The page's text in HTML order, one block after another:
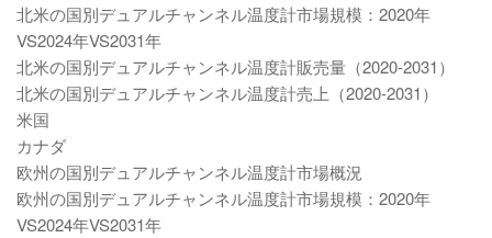
北米の国別デュアルチャンネル温度計市場規模：2020年
VS2024年VS2031年
北米の国別デュアルチャンネル温度計販売量（2020-2031）
北米の国別デュアルチャンネル温度計売上（2020-2031）
米国
カナダ
欧州の国別デュアルチャンネル温度計市場概況
欧州の国別デュアルチャンネル温度計市場規模：2020年
VS2024年VS2031年